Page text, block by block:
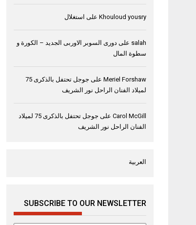
Khouloud yousry على استغلال
salah على دورى السوبر الاوربى الجديد – الكورة و
سطوة المال
Meriel Forshaw على
جوجل تحتفل بالذكرى 75
لميلاد الفنان الراحل نور الشريف
Carol McGill على
جوجل تحتفل بالذكرى 75 لميلاد
الفنان الراحل نور الشريف
العربية
SUBSCRIBE TO OUR NEWSLETTER